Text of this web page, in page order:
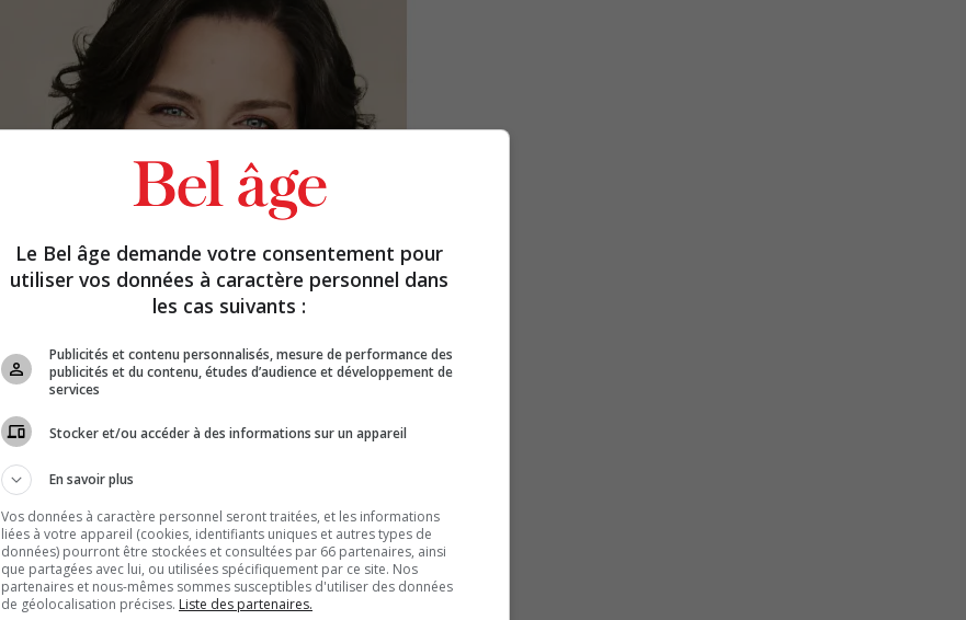
Le Bel âge demande votre consentement pour
utiliser vos données à caractère personnel dans
les cas suivants :
Publicités et contenu personnalisés, mesure de performance des
publicités et du contenu, études d’audience et développement de
services
Stocker et/ou accéder à des informations sur un appareil
En savoir plus
Vos données à caractère personnel seront traitées, et les informations
liées à votre appareil (cookies, identifiants uniques et autres types de
données) pourront être stockées et consultées par 66 partenaires, ainsi
que partagées avec lui, ou utilisées spécifiquement par ce site. Nos
partenaires et nous-mêmes sommes susceptibles d'utiliser des données
de géolocalisation précises. Liste des partenaires.